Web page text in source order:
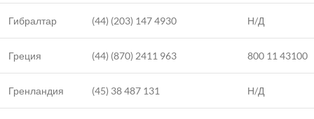
Гибралтар (44) (203) 147 4930 Н/Д
Греция (44) (870) 2411 963 800 11 43100
Гренландия (45) 38 487 131 Н/Д